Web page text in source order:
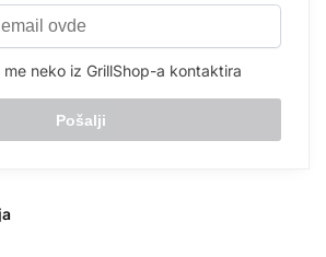
me neko iz GrillShop-a kontaktira